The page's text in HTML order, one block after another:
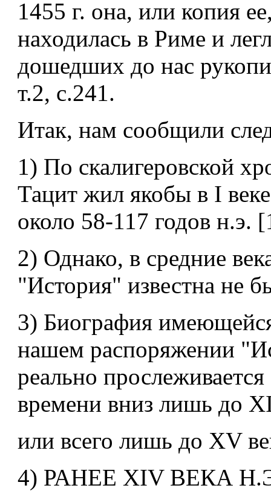
1455 г. она, или копия
находилась в Риме и
дошедших до нас
т.2, с.241.
Итак, нам сообщили
1) По скалигеровской
Тацит жил якобы в I
около 58-117 годов н.э.
2) Однако, в средние
"История" известна не
3) Биография
нашем распоряжении
реально
времени вниз лишь до
или всего лишь до XV
4) РАНЕЕ XIV ВЕКА